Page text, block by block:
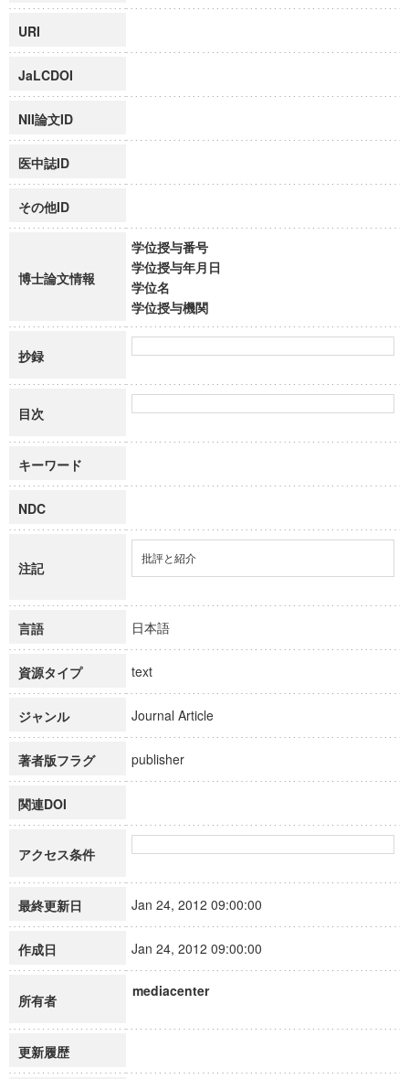
URI
JaLCDOI
NII論文ID
医中誌ID
その他ID
博士論文情報
学位授与番号
学位授与年月日
学位名
学位授与機関
抄録
目次
キーワード
NDC
注記
批評と紹介
言語 日本語
資源タイプ text
ジャンル Journal Article
著者版フラグ publisher
関連DOI
アクセス条件
最終更新日 Jan 24, 2012 09:00:00
作成日 Jan 24, 2012 09:00:00
所有者
mediacenter
更新履歴